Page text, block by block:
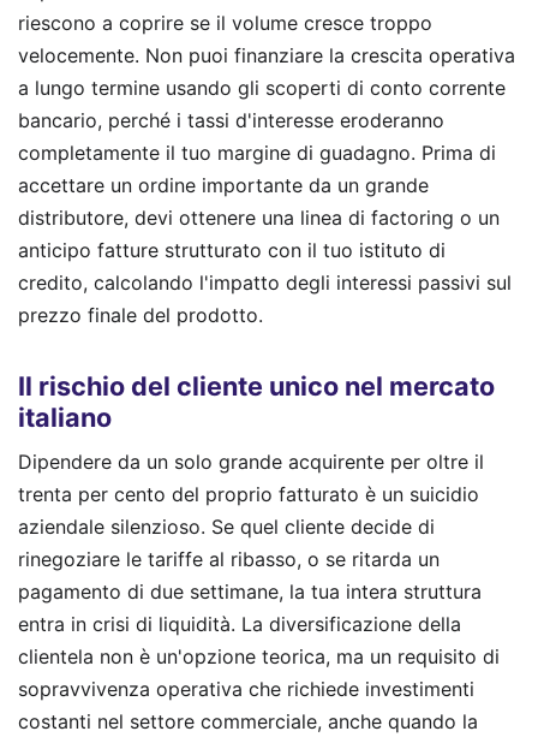
riescono a coprire se il volume cresce troppo
velocemente. Non puoi finanziare la crescita operativa
a lungo termine usando gli scoperti di conto corrente
bancario, perché i tassi d'interesse eroderanno
completamente il tuo margine di guadagno. Prima di
accettare un ordine importante da un grande
distributore, devi ottenere una linea di factoring o un
anticipo fatture strutturato con il tuo istituto di
credito, calcolando l'impatto degli interessi passivi sul
prezzo finale del prodotto.
Il rischio del cliente unico nel mercato
italiano
Dipendere da un solo grande acquirente per oltre il
trenta per cento del proprio fatturato è un suicidio
aziendale silenzioso. Se quel cliente decide di
rinegoziare le tariffe al ribasso, o se ritarda un
pagamento di due settimane, la tua intera struttura
entra in crisi di liquidità. La diversificazione della
clientela non è un'opzione teorica, ma un requisito di
sopravvivenza operativa che richiede investimenti
costanti nel settore commerciale, anche quando la